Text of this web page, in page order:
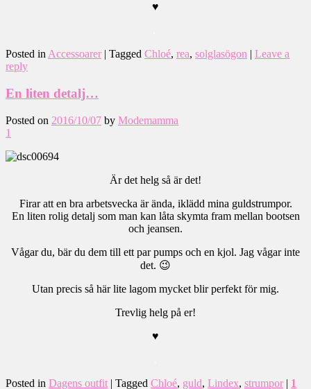
♥
Posted in Accessoarer | Tagged Chloé, rea, solglasögon | Leave a
reply
En liten detalj…
Posted on 2016/10/07 by Modemamma
1
Är det helg så är det!
Firar att en bra arbetsvecka är ända, iklädd mina guldstrumpor.
En liten rolig detalj som man kan låta skymta fram mellan bootsen
och jeansen.
Vågar du, bär du dem till ett par pumps och en kjol. Jag vågar inte
det. 😉
Utan precis så här lite lagom mycket blir perfekt för mig.
Trevlig helg på er!
♥
Posted in Dagens outfit | Tagged Chloé, guld, Lindex, strumpor | 1